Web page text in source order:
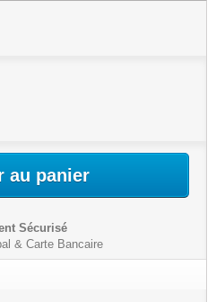
au panier
Sécurisé
& Carte Bancaire